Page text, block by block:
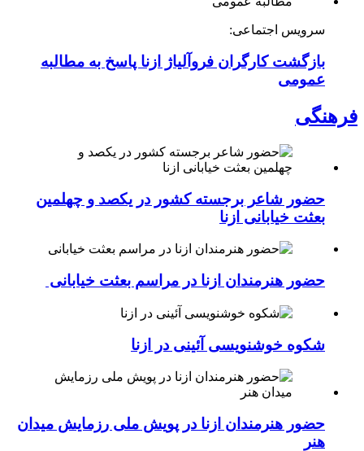
سرویس اجتماعی:
بازگشت کارگران فروآلیاژ ازنا پاسخ به مطالبه
عمومی
فرهنگی
حضور شاعر برجسته کشور در یکصد و چهلمین
بعثت خیابانی ازنا
حضور هنرمندان ازنا در مراسم بعثت خیابانی
شکوه خوشنویسی آئینی در ازنا
حضور هنرمندان ازنا در پویش ملی رزمایش میدان
هنر